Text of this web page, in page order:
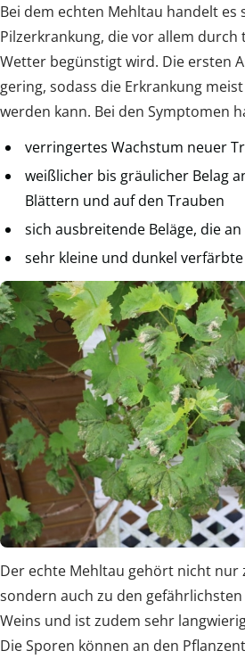
Bei dem echten Mehltau handelt es
Pilzerkrankung, die vor allem durch
Wetter begünstigt wird. Die ersten
gering, sodass die Erkrankung
werden kann. Bei den Symptomen
verringertes Wachstum neuer
weißlicher bis gräulicher Belag
Blättern und auf den Trauben
sich ausbreitende Beläge, die
sehr kleine und dunkel
Der echte Mehltau gehört nicht nur
sondern auch zu den
Weins und ist zudem sehr
Die Sporen können an den